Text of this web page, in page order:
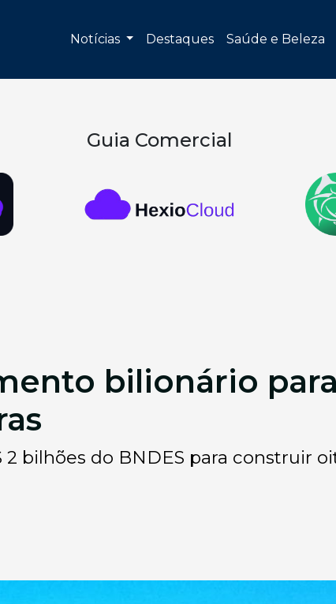
Notícias Destaques Saúde e Beleza
Guia Comercial
bilionário
bilhões do BNDES para construir